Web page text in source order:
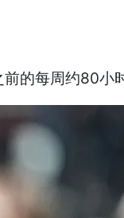
的每周约80小